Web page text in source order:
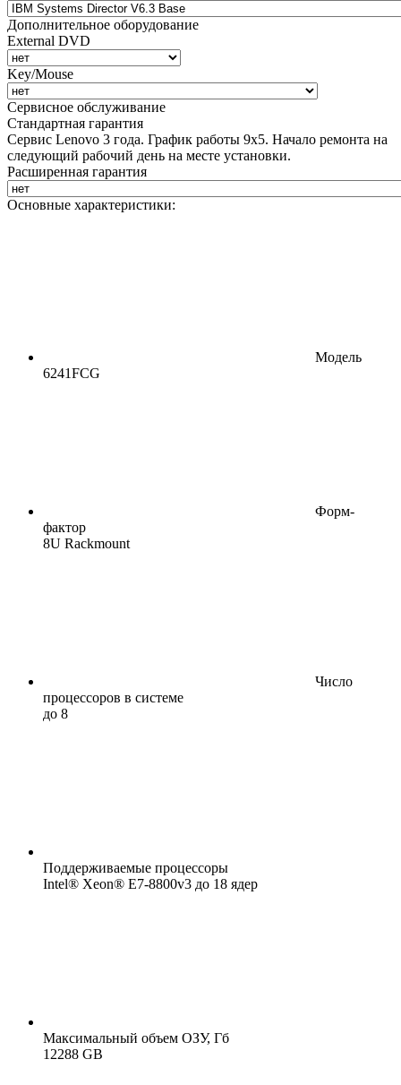
Дополнительное оборудование
External DVD
Key/Mouse
Сервисное обслуживание
Стандартная гарантия
Сервис Lenovo 3 года. График работы 9х5. Начало ремонта на
следующий рабочий день на месте установки.
Расширенная гарантия
Основные характеристики:
Модель
6241FCG
Форм-
фактор
8U Rackmount
Число
процессоров в системе
до 8
Поддерживаемые процессоры
Intel® Xeon® E7-8800v3 до 18 ядер
Максимальный объем ОЗУ, Гб
12288 GB